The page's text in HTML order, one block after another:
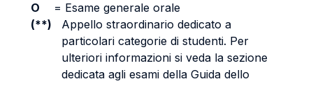
O
= Esame generale orale
(**)
Appello straordinario dedicato a
particolari categorie di studenti. Per
ulteriori informazioni si veda la sezione
dedicata agli esami della Guida dello